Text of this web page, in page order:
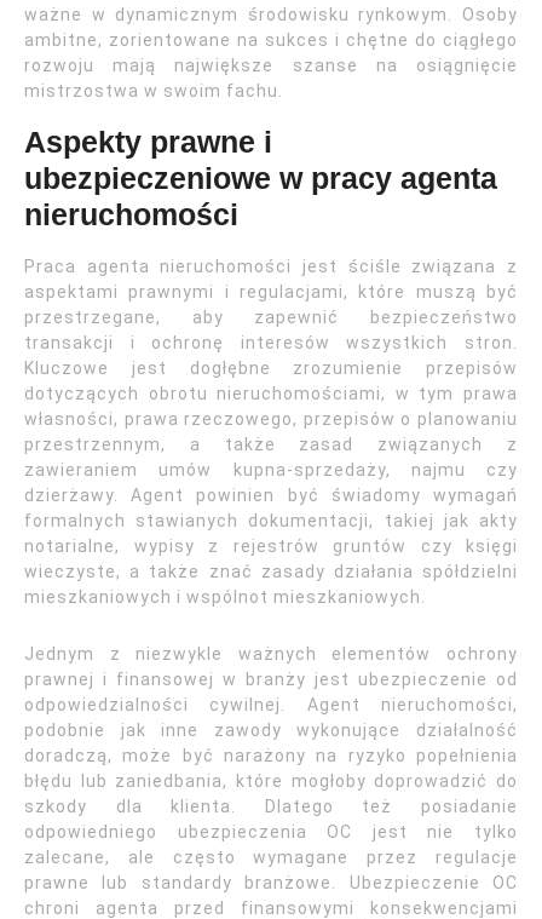
ważne w dynamicznym środowisku rynkowym. Osoby
ambitne, zorientowane na sukces i chętne do ciągłego
rozwoju mają największe szanse na osiągnięcie
mistrzostwa w swoim fachu.
Aspekty prawne i
ubezpieczeniowe w pracy agenta
nieruchomości
Praca agenta nieruchomości jest ściśle związana z
aspektami prawnymi i regulacjami, które muszą być
przestrzegane, aby zapewnić bezpieczeństwo
transakcji i ochronę interesów wszystkich stron.
Kluczowe jest dogłębne zrozumienie przepisów
dotyczących obrotu nieruchomościami, w tym prawa
własności, prawa rzeczowego, przepisów o planowaniu
przestrzennym, a także zasad związanych z
zawieraniem umów kupna-sprzedaży, najmu czy
dzierżawy. Agent powinien być świadomy wymagań
formalnych stawianych dokumentacji, takiej jak akty
notarialne, wypisy z rejestrów gruntów czy księgi
wieczyste, a także znać zasady działania spółdzielni
mieszkaniowych i wspólnot mieszkaniowych.
Jednym z niezwykle ważnych elementów ochrony
prawnej i finansowej w branży jest ubezpieczenie od
odpowiedzialności cywilnej. Agent nieruchomości,
podobnie jak inne zawody wykonujące działalność
doradczą, może być narażony na ryzyko popełnienia
błędu lub zaniedbania, które mogłoby doprowadzić do
szkody dla klienta. Dlatego też posiadanie
odpowiedniego ubezpieczenia OC jest nie tylko
zalecane, ale często wymagane przez regulacje
prawne lub standardy branżowe. Ubezpieczenie OC
chroni agenta przed finansowymi konsekwencjami